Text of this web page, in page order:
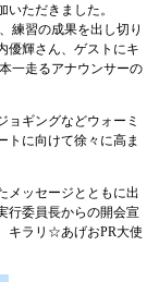
ただきました。
練習の成果を出し切り
優輝さん、ゲストにキ
一走るアナウンサーの
ョギングなどウォーミ
トに向けて徐々に高ま
メッセージとともに出
行委員長からの開会宣
キラリ☆あげおPR大使